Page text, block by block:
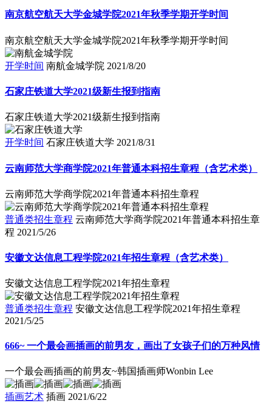
南京航空航天大学金城学院2021年秋季学期开学时间
南京航空航天大学金城学院2021年秋季学期开学时间
开学时间 南航金城学院 2021/8/20
石家庄铁道大学2021级新生报到指南
石家庄铁道大学2021级新生报到指南
开学时间 石家庄铁道大学 2021/8/31
云南师范大学商学院2021年普通本科招生章程（含艺术类）
云南师范大学商学院2021年普通本科招生章程
普通类招生章程 云南师范大学商学院2021年普通本科招生章
程 2021/5/26
安徽文达信息工程学院2021年招生章程（含艺术类）
安徽文达信息工程学院2021年招生章程
普通类招生章程 安徽文达信息工程学院2021年招生章程
2021/5/25
666~ 一个最会画插画的前男友，画出了女孩子们的万种风情
一个最会画插画的前男友~韩国插画师Wonbin Lee
插画艺术 插画 2021/6/22